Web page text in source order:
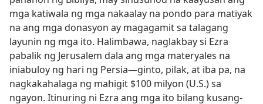
mga katiwala ng mga nakaalay na pondo para matiyak
na ang mga donasyon ay magagamit sa talagang
layunin ng mga ito. Halimbawa, naglakbay si Ezra
pabalik ng Jerusalem dala ang mga materyales na
iniabuloy ng hari ng Persia—ginto, pilak, at iba pa, na
nagkakahalaga ng mahigit $100 milyon (U.S.) sa
ngayon. Itinuring ni Ezra ang mga ito bilang kusang-